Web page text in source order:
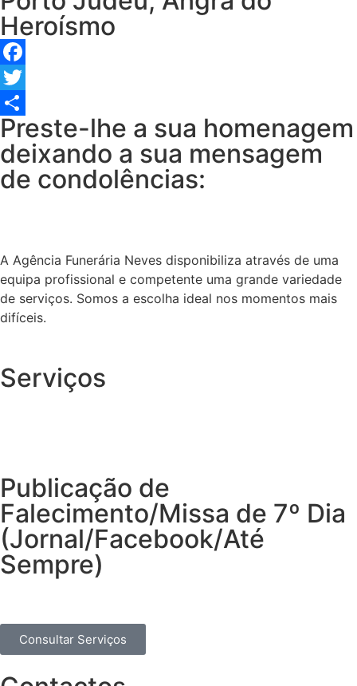
Heroísmo
Facebook
Twitter
Share
Preste-lhe a sua homenagem
deixando a sua mensagem
de condolências:
A Agência Funerária Neves disponibiliza através de uma
equipa profissional e competente uma grande variedade
de serviços. Somos a escolha ideal nos momentos mais
difíceis.
Serviços
Publicação de
Falecimento/Missa de 7º Dia
(Jornal/Facebook/Até
Sempre)
Consultar Serviços